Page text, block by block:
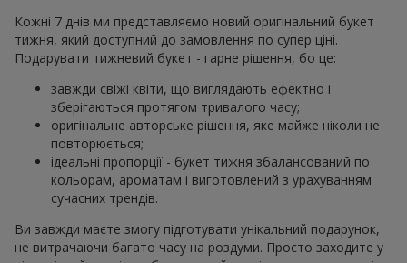
Кожні 7 днів ми представляємо новий оригінальний букет
тижня, який доступний до замовлення по супер ціні.
Подарувати тижневий букет - гарне рішення, бо це:
завжди свіжі квіти, що виглядають ефектно і
зберігаються протягом тривалого часу;
оригінальне авторське рішення, яке майже ніколи не
повторюється;
ідеальні пропорції - букет тижня збалансований по
кольорам, ароматам і виготовлений з урахуванням
сучасних трендів.
Ви завжди маєте змогу підготувати унікальний подарунок,
не витрачаючи багато часу на роздуми. Просто заходите у